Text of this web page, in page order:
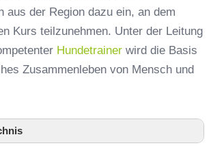
aus der Region dazu ein, an dem
Kurs teilzunehmen. Unter der Leitung
Hundetrainer wird die Basis
Zusammenleben von Mensch und